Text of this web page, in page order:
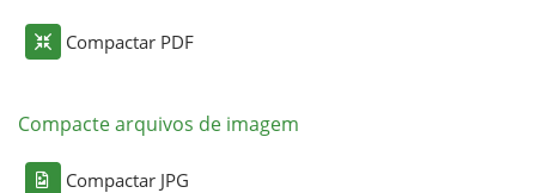
Compactar PDF
Compacte arquivos de imagem
Compactar JPG